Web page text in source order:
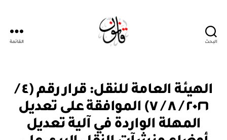
البحث القائمة
التصنيفات
الهيئة العامة للنقل: قرار رقم (٤ /
٢٠٢٦ / ٨ / ٧) الموافقة على تعديل
المهلة الواردة في آلية تعديل